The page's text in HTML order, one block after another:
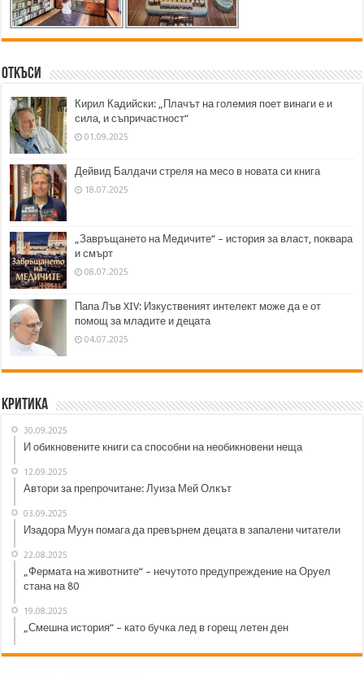
Откъси
Кирил Кадийски: „Плачът на големия поет винаги е и
сила, и съпричастност“
01.09.2025
Дейвид Балдачи стреля на месо в новата си книга
18.07.2025
„Завръщането на Медичите“ – история за власт, поквара
и смърт
08.07.2025
Папа Лъв XIV: Изкуственият интелект може да е от
помощ за младите и децата
04.07.2025
Критика
30.09.2025
И обикновените книги са способни на необикновени неща
12.09.2025
Автори за препрочитане: Луиза Мей Олкът
03.09.2025
Изадора Муун помага да превърнем децата в запалени читатели
22.08.2025
„Фермата на животните“ – нечутото предупреждение на Оруел
стана на 80
19.08.2025
„Смешна история“ – като бучка лед в горещ летен ден